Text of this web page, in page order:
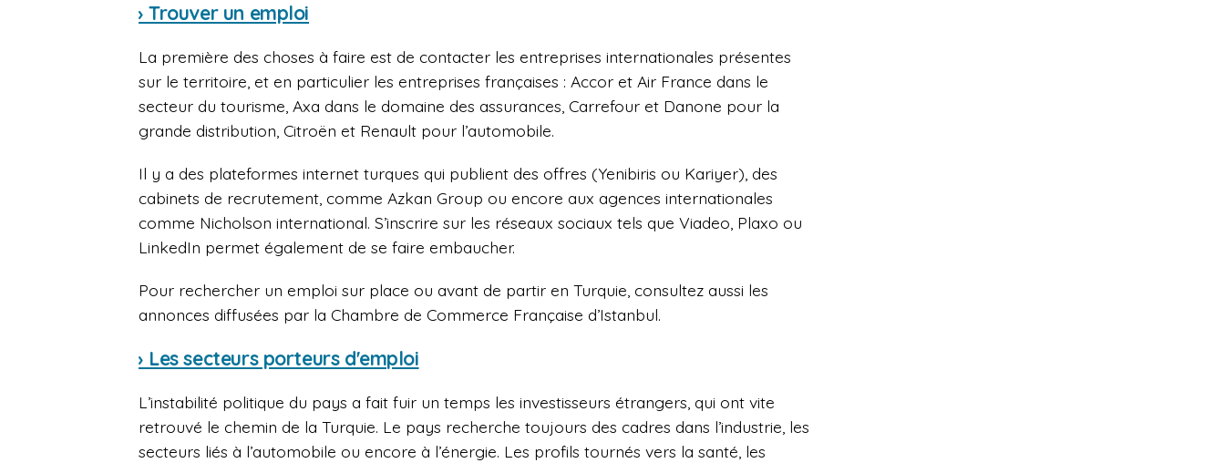
› Trouver un emploi
La première des choses à faire est de contacter les entreprises internationales présentes
sur le territoire, et en particulier les entreprises françaises : Accor et Air France dans le
secteur du tourisme, Axa dans le domaine des assurances, Carrefour et Danone pour la
grande distribution, Citroën et Renault pour l’automobile.
Il y a des plateformes internet turques qui publient des offres (Yenibiris ou Kariyer), des
cabinets de recrutement, comme Azkan Group ou encore aux agences internationales
comme Nicholson international. S’inscrire sur les réseaux sociaux tels que Viadeo, Plaxo ou
LinkedIn permet également de se faire embaucher.
Pour rechercher un emploi sur place ou avant de partir en Turquie, consultez aussi les
annonces diffusées par la Chambre de Commerce Française d’Istanbul.
› Les secteurs porteurs d'emploi
L’instabilité politique du pays a fait fuir un temps les investisseurs étrangers, qui ont vite
retrouvé le chemin de la Turquie. Le pays recherche toujours des cadres dans l’industrie, les
secteurs liés à l’automobile ou encore à l’énergie. Les profils tournés vers la santé, les